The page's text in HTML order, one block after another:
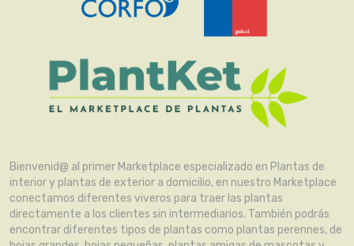
Bienvenid@ al primer Marketplace especializado en Plantas de
interior y plantas de exterior a domicilio, en nuestro Marketplace
conectamos diferentes viveros para traer las plantas
directamente a los clientes sin intermediarios. También podrás
encontrar diferentes tipos de plantas como plantas perennes, de